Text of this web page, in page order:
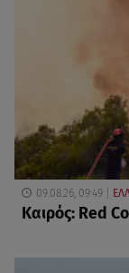
09.08.26, 09:49
Καιρός: Red